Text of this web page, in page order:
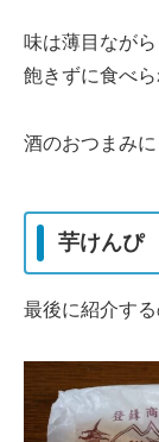
味は薄目なが
飽きずに食べ
酒のおつまみに
芋けんぴ
最後に紹介する